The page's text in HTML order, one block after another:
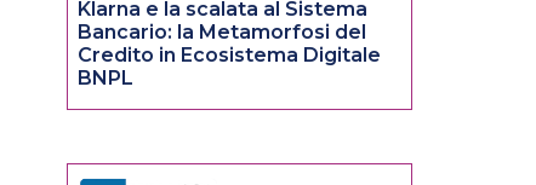
Klarna e la scalata al Sistema
Bancario: la Metamorfosi del
Credito in Ecosistema Digitale
BNPL